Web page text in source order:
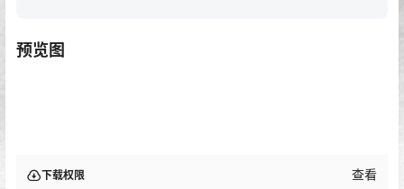
预览图
下载权限 查看